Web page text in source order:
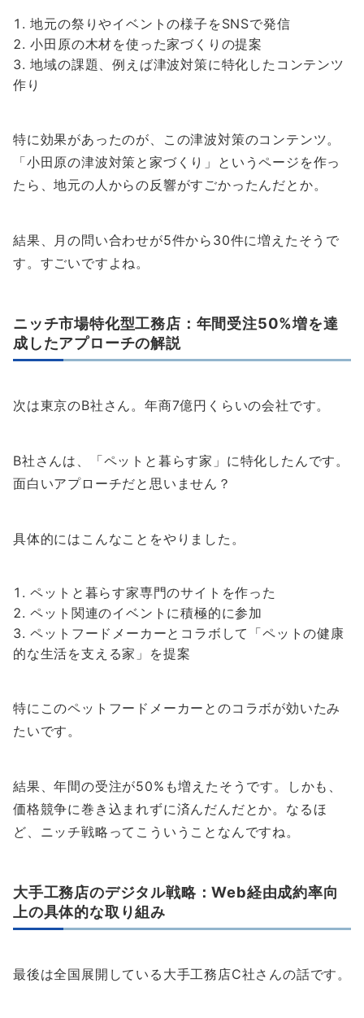
地元の祭りやイベントの様子をSNSで発信
小田原の木材を使った家づくりの提案
地域の課題、例えば津波対策に特化したコンテンツ
作り
特に効果があったのが、この津波対策のコンテンツ。
「小田原の津波対策と家づくり」というページを作っ
たら、地元の人からの反響がすごかったんだとか。
結果、月の問い合わせが5件から30件に増えたそうで
す。すごいですよね。
ニッチ市場特化型工務店：年間受注50%増を達
成したアプローチの解説
次は東京のB社さん。年商7億円くらいの会社です。
B社さんは、「ペットと暮らす家」に特化したんです。
面白いアプローチだと思いません？
具体的にはこんなことをやりました。
ペットと暮らす家専門のサイトを作った
ペット関連のイベントに積極的に参加
ペットフードメーカーとコラボして「ペットの健康
的な生活を支える家」を提案
特にこのペットフードメーカーとのコラボが効いたみ
たいです。
結果、年間の受注が50%も増えたそうです。しかも、
価格競争に巻き込まれずに済んだんだとか。なるほ
ど、ニッチ戦略ってこういうことなんですね。
大手工務店のデジタル戦略：Web経由成約率向
上の具体的な取り組み
最後は全国展開している大手工務店C社さんの話です。